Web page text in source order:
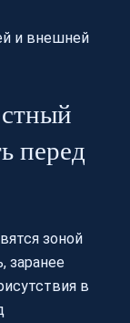
и внешней
перед
зоной
заранее
в